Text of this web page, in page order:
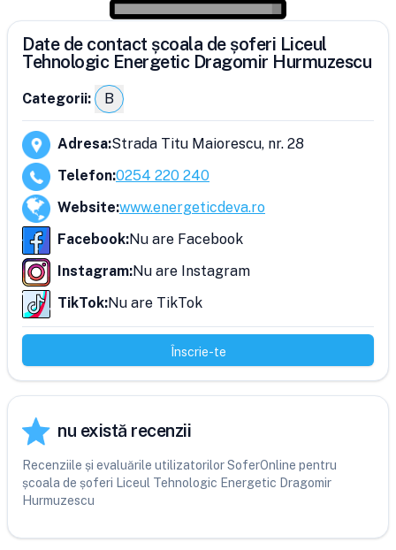
Date de contact școala de șoferi Liceul
Tehnologic Energetic Dragomir Hurmuzescu
Categorii: B
Adresa:Strada Titu Maiorescu, nr. 28
Telefon:0254 220 240
Website:www.energeticdeva.ro
Facebook:Nu are Facebook
Instagram:Nu are Instagram
TikTok:Nu are TikTok
Înscrie-te
nu există recenzii
Recenziile și evaluările utilizatorilor SoferOnline pentru
școala de șoferi Liceul Tehnologic Energetic Dragomir
Hurmuzescu